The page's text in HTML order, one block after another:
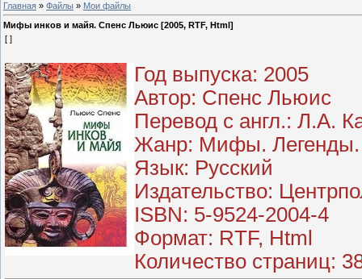
Главная » Файлы » Мои файлы
Мифы инков и майя. Спенс Льюис [2005, RTF, Html]
[ ]
Год выпуска: 2005
Автор: Спенс Льюис
Перевод с англ.: Л.А.
Жанр: Мифы.
Язык: Русский
Издательство:
ISBN: 5‑9524‑2004‑4
Формат: RTF, Html
Количество страниц: